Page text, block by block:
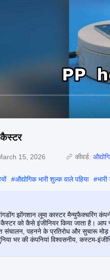
कैस्टर
15, 2026 कीवर्ड:
#औद्योगिक भारी शुल्क वाले पहिया #
झोंगशान लूमा कास्टर मैन्युफैक्चरिंग
कैस्टर को कैसे इंजीनियर किया जाता है।
संचालन, पहनने के प्रतिरोध और सुचारू मोड़
भर की कंपनियां विश्वसनीय, कस्टम-